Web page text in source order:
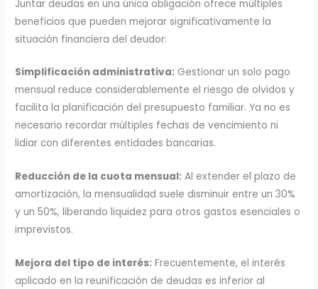
Juntar deudas en una única obligación ofrece múltiples
beneficios que pueden mejorar significativamente la
situación financiera del deudor:
Simplificación administrativa: Gestionar un solo pago
mensual reduce considerablemente el riesgo de olvidos y
facilita la planificación del presupuesto familiar. Ya no es
necesario recordar múltiples fechas de vencimiento ni
lidiar con diferentes entidades bancarias.
Reducción de la cuota mensual: Al extender el plazo de
amortización, la mensualidad suele disminuir entre un 30%
y un 50%, liberando liquidez para otros gastos esenciales o
imprevistos.
Mejora del tipo de interés: Frecuentemente, el interés
aplicado en la reunificación de deudas es inferior al